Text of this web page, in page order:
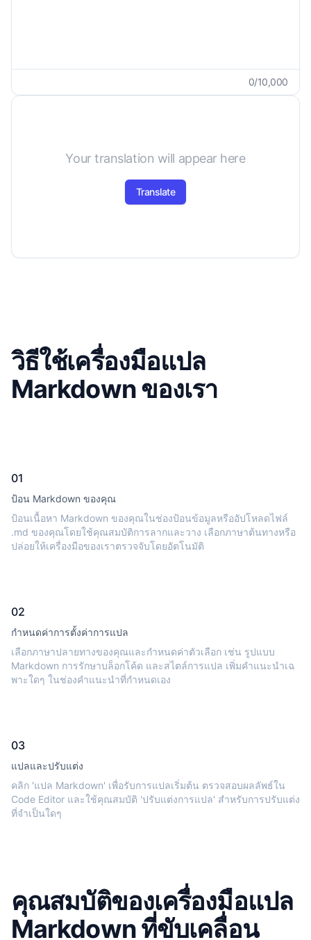
0/10,000
Your translation will appear here
Translate
วิธีใช้เครื่องมือแปล
Markdown ของเรา
01
ป้อน Markdown ของคุณ
ป้อนเนื้อหา Markdown ของคุณในช่องป้อนข้อมูลหรืออัปโหลดไฟล์
.md ของคุณโดยใช้คุณสมบัติการลากและวาง เลือกภาษาต้นทางหรือ
ปล่อยให้เครื่องมือของเราตรวจจับโดยอัตโนมัติ
02
กำหนดค่าการตั้งค่าการแปล
เลือกภาษาปลายทางของคุณและกำหนดค่าตัวเลือก เช่น รูปแบบ
Markdown การรักษาบล็อกโค้ด และสไตล์การแปล เพิ่มคำแนะนำเฉ
พาะใดๆ ในช่องคำแนะนำที่กำหนดเอง
03
แปลและปรับแต่ง
คลิก 'แปล Markdown' เพื่อรับการแปลเริ่มต้น ตรวจสอบผลลัพธ์ใน
Code Editor และใช้คุณสมบัติ 'ปรับแต่งการแปล' สำหรับการปรับแต่ง
ที่จำเป็นใดๆ
คุณสมบัติของเครื่องมือแปล
Markdown ที่ขับเคลื่อน